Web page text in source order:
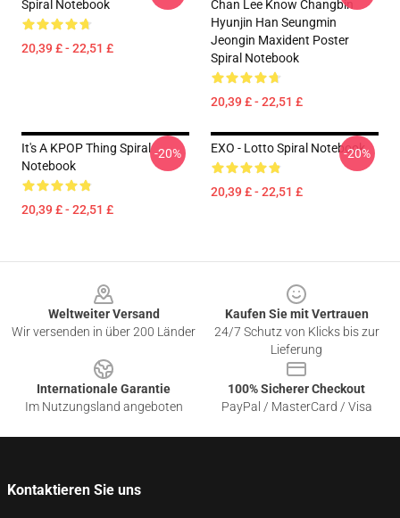
Spiral Notebook
20,39 £ - 22,51 £
Chan Lee Know Changbin
Hyunjin Han Seungmin
Jeongin Maxident Poster
Spiral Notebook
20,39 £ - 22,51 £
It's A KPOP Thing Spiral
Notebook
20,39 £ - 22,51 £
-20% EXO - Lotto Spiral Notebook
20,39 £ - 22,51 £
-20%
Weltweiter Versand
Wir versenden in über 200 Länder
Kaufen Sie mit Vertrauen
24/7 Schutz von Klicks bis zur
Lieferung
Internationale Garantie
Im Nutzungsland angeboten
100% Sicherer Checkout
PayPal / MasterCard / Visa
Kontaktieren Sie uns